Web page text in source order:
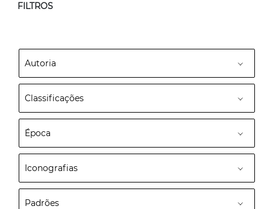
FILTROS
Autoria
Classificações
Época
Iconografias
Padrões